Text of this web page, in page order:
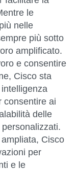
le
nelle
più sotto
amplificato.
e consentire
Cisco sta
consentire ai
delle
Cisco
per
e le